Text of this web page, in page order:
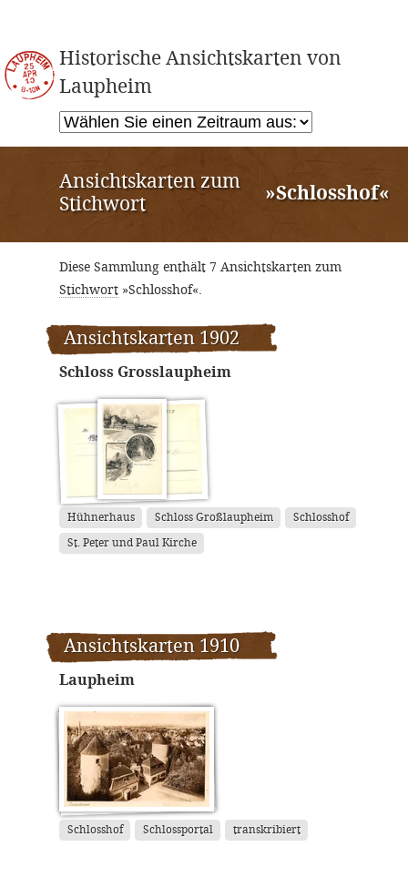
Historische Ansichtskarten von
Laupheim
Ansichtskarten zum
Stichwort
»Schlosshof«
Diese Sammlung enthält 7 Ansichtskarten zum
Stichwort »Schlosshof«.
Ansichtskarten 1902
Schloss Grosslaupheim
Hühnerhaus Schloss Großlaupheim Schlosshof
St. Peter und Paul Kirche
Ansichtskarten 1910
Laupheim
Schlosshof Schlossportal transkribiert